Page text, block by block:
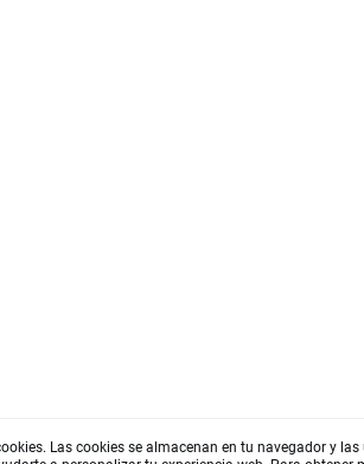
Las cookies se almacenan en tu navegador y